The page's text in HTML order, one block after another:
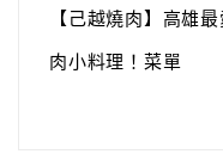
【己越燒肉】高雄
肉小料理！菜單